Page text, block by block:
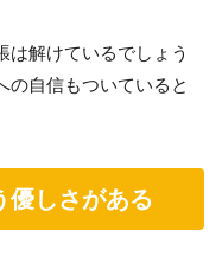
は解けているでしょう
の自信もついていると
しさがある